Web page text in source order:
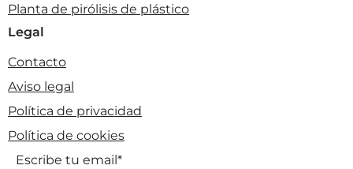
Planta de pirólisis de plástico
Legal
Contacto
Aviso legal
Política de privacidad
Política de cookies
Escribe tu email*